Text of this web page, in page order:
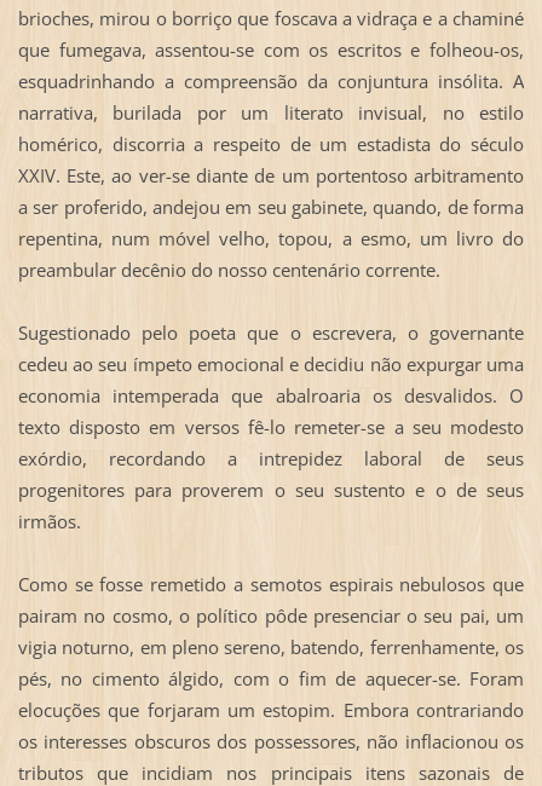
brioches, mirou o borriço que foscava a vidraça e a chaminé
que fumegava, assentou-se com os escritos e folheou-os,
esquadrinhando a compreensão da conjuntura insólita. A
narrativa, burilada por um literato invisual, no estilo
homérico, discorria a respeito de um estadista do século
XXIV. Este, ao ver-se diante de um portentoso arbitramento
a ser proferido, andejou em seu gabinete, quando, de forma
repentina, num móvel velho, topou, a esmo, um livro do
preambular decênio do nosso centenário corrente.
Sugestionado pelo poeta que o escrevera, o governante
cedeu ao seu ímpeto emocional e decidiu não expurgar uma
economia intemperada que abalroaria os desvalidos. O
texto disposto em versos fê-lo remeter-se a seu modesto
exórdio, recordando a intrepidez laboral de seus
progenitores para proverem o seu sustento e o de seus
irmãos.
Como se fosse remetido a semotos espirais nebulosos que
pairam no cosmo, o político pôde presenciar o seu pai, um
vigia noturno, em pleno sereno, batendo, ferrenhamente, os
pés, no cimento álgido, com o fim de aquecer-se. Foram
elocuções que forjaram um estopim. Embora contrariando
os interesses obscuros dos possessores, não inflacionou os
tributos que incidiam nos principais itens sazonais de